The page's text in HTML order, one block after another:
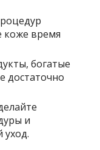
коже время
богатые
достаточно
и